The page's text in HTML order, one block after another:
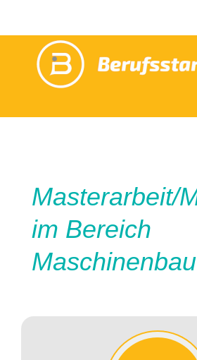
Masterarbeit/
im Bereich
Maschinenbau